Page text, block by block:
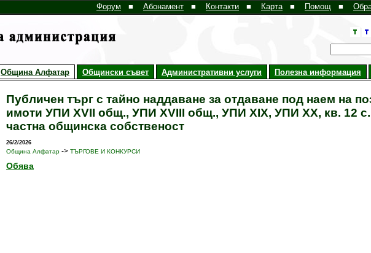
Форум ■ Абонамент ■ Контакти ■ Карта ■ Помощ ■
Община Алфатар Общински съвет Административни услуги Полезна информация
Публичен търг с тайно наддаване за отдаване под наем на
имоти УПИ XVII общ., УПИ XVIII общ., УПИ XIX, УПИ XX, кв. 12
частна общинска собственост
26/2/2026
Община Алфатар -> ТЪРГОВЕ И КОНКУРСИ
Обява